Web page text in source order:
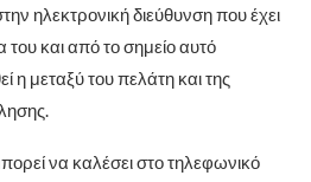
ηλεκτρονική διεύθυνση που έχει
και από το σημείο αυτό
η μεταξύ του πελάτη και της
να καλέσει στο τηλεφωνικό